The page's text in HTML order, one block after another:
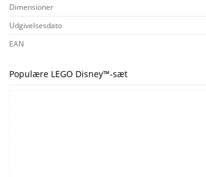
Dimensioner
Udgivelsesdato
EAN
Populære LEGO Disney™-sæt